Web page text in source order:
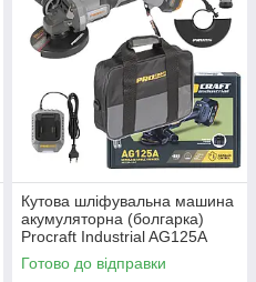
Кутова шліфувальна машина
акумуляторна (болгарка)
Procraft Industrial AG125A
Сумка
Готово до відправки